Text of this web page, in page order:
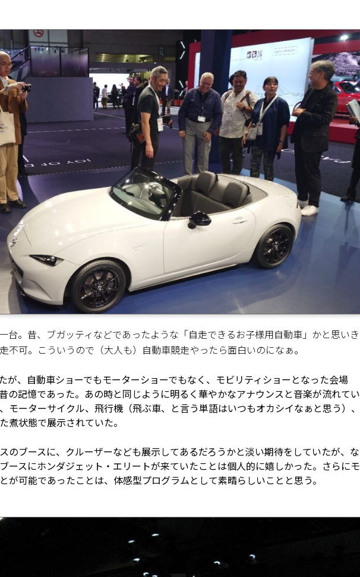
台。昔、ブガッティなどであったような「自走できるお子様用自動車」かと思いき
不可。こういうので（大人も）自動車競走やったら面白いのになぁ。
が、自動車ショーでもモーターショーでもなく、モビリティショーとなった会場
の記憶であった。あの時と同じように明るく華やかなアナウンスと音楽が流れてい
モーターサイクル、飛行機（飛ぶ車、と言う単語はいつもオカシイなぁと思う）、
煮状態で展示されていた。
のブースに、クルーザーなども展示してあるだろうかと淡い期待をしていたが、な
ースにホンダジェット・エリートが来ていたことは個人的に嬉しかった。さらにモ
が可能であったことは、体感型プログラムとして素晴らしいことと思う。